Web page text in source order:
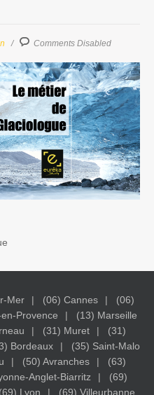
Comments Disabled
Mer (06) Cannes
(06)
Provence
(13) Marseille
(31) Muret
(31)
Bordeaux
(35) Saint-Malo
(50) Avranches
(63)
Anglet-Biarritz
(69)
(69) Lyon (69) Villeurbanne